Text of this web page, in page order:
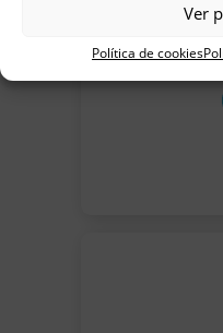
Ver
Política de cookies